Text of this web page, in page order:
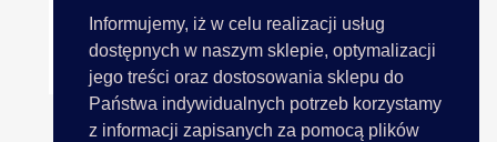
Informujemy, iż w celu realizacji usług
dostępnych w naszym sklepie, optymalizacji
jego treści oraz dostosowania sklepu do
Państwa indywidualnych potrzeb korzystamy
z informacji zapisanych za pomocą plików
Sznurek 10mm Cena Za 1m...